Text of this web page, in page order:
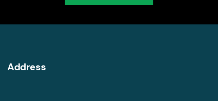
Address